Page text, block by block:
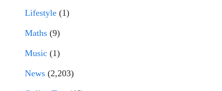
Lifestyle (1)
Maths (9)
Music (1)
News (2,203)